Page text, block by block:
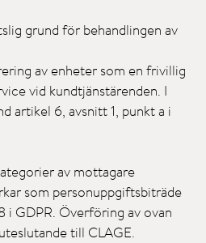
grund för behandlingen av
av enheter som en frivillig
vid kundtjänstärenden. I
artikel 6, avsnitt 1, punkt a i
av mottagare
som personuppgiftsbiträde
i GDPR. Överföring av ovan
till CLAGE.